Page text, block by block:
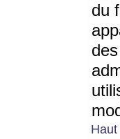
du
Haut